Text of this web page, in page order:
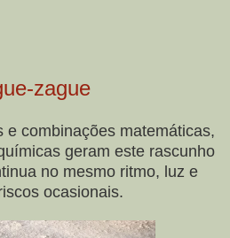
zague
e combinações matemáticas,
geram este rascunho
no mesmo ritmo, luz e
ocasionais.